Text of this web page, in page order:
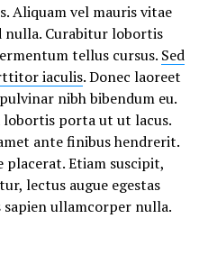
Aliquam vel mauris vitae
Curabitur lobortis
tellus cursus. Sed
iaculis. Donec laoreet
nibh bibendum eu.
porta ut ut lacus.
ante finibus hendrerit.
placerat. Etiam suscipit,
lectus augue egestas
sapien ullamcorper nulla.